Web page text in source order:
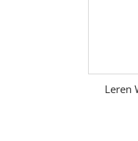
Leren